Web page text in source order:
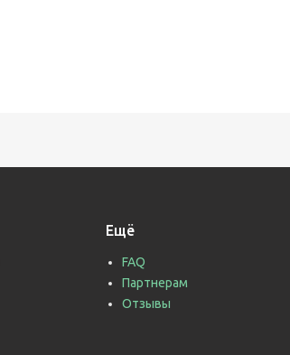
Ещё
FAQ
Партнерам
Отзывы